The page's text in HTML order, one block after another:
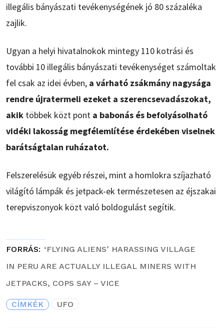
illegális bányászati tevékenységének jó 80 százaléka
zajlik.
Ugyan a helyi hivatalnokok mintegy 110 kotrási és
további 10 illegális bányászati tevékenységet számoltak
fel csak az idei évben, a várható zsákmány nagysága
rendre újratermeli ezeket a szerencsevadászokat,
akik többek közt pont a babonás és befolyásolható
vidéki lakosság megfélemlítése érdekében viselnek
barátságtalan ruházatot.
Felszerelésük egyéb részei, mint a homlokra szíjazható
világító lámpák és jetpack-ek természetesen az éjszakai
terepviszonyok közt való boldogulást segítik.
FORRÁS
‘FLYING ALIENS’ HARASSING VILLAGE
IN PERU ARE ACTUALLY ILLEGAL MINERS WITH
JETPACKS, COPS SAY – VICE
CÍMKÉK UFO